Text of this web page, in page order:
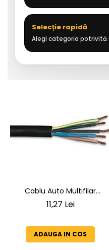
Selecție rapidă
Alegi categoria potrivită
Cablu Auto Multifilar
7x1,5mm² - Rezistent și
11,27 Lei
ADAUGA IN COS